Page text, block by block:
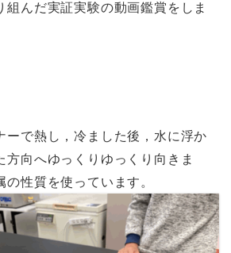
組んだ実証実験の動画鑑賞をしま
ーで熱し，冷ました後，水に浮か
方向へゆっくりゆっくり向きま
性質を使っています。